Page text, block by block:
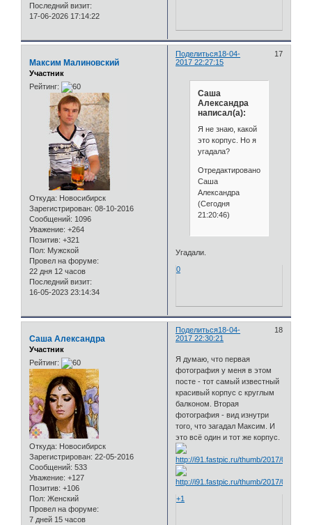
Последний визит:
17-06-2026 17:14:22
Поделиться 17
18-04-
2017 22:27:15
Максим Малиновский
Участник
Рейтинг:
Откуда: Новосибирск
Зарегистрирован: 08-10-2016
Сообщений: 1096
Уважение: +264
Позитив: +321
Пол: Мужской
Провел на форуме:
22 дня 12 часов
Последний визит:
16-05-2023 23:14:34
Саша
Александра
написал(а):
Я не знаю, какой
это корпус. Но я
угадала?
Отредактировано
Саша
Александра
(Сегодня
21:20:46)
Угадали.
0
Поделиться 18
18-04-
2017 22:30:21
Саша Александра
Участник
Рейтинг:
Откуда: Новосибирск
Зарегистрирован: 22-05-2016
Сообщений: 533
Уважение: +127
Позитив: +106
Пол: Женский
Провел на форуме:
7 дней 15 часов
Я думаю, что первая
фотография у меня в этом
посте - тот самый известный
красивый корпус с круглым
балконом. Вторая
фотография - вид изнутри
того, что загадал Максим. И
это всё один и тот же корпус.
+1